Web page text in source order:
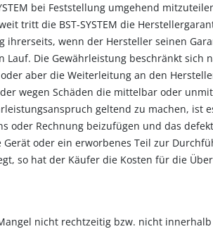
bei Feststellung umgehend
tritt die BST-SYSTEM die
ihrerseits, wenn der Hersteller seinen
Die Gewährleistung beschränkt sich
aber die Weiterleitung an den
wegen Schäden die mittelbar oder
geltend zu machen,
Rechnung beizufügen und das
oder ein erworbenes Teil zur
so hat der Käufer die Kosten für die
nicht rechtzeitig bzw. nicht